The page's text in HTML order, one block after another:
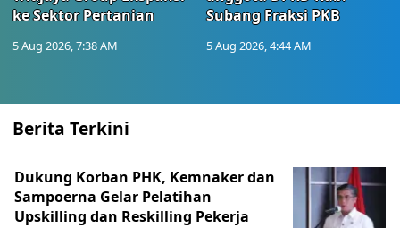
ke Sektor Pertanian
5 Aug 2026, 7:38 AM
Subang Fraksi PKB
5 Aug 2026, 4:44 AM
Berita Terkini
Dukung Korban PHK, Kemnaker dan
Sampoerna Gelar Pelatihan
Upskilling dan Reskilling Pekerja